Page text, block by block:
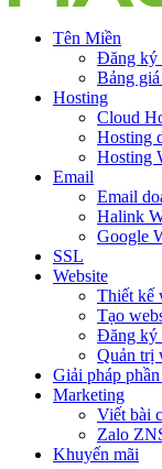
Tên Miền
Đăng ký
Bảng
Hosting
Cloud
Hosting
Hosting
Email
Email
Halink
Google
SSL
Website
Thiết kế
Tạo
Đăng ký
Quản trị
Giải pháp
Marketing
Viết bài
Zalo
Khuyến mãi